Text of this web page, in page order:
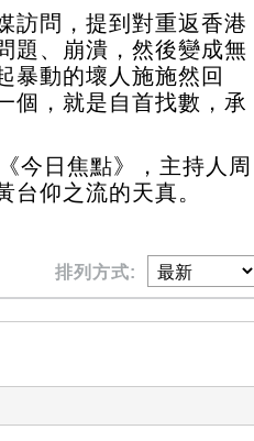
訪問，提到對重返香港
題、崩潰，然後變成無
暴動的壞人施施然回
個，就是自首找數，承
今日焦點》，主持人周
台仰之流的天真。
排列方式: